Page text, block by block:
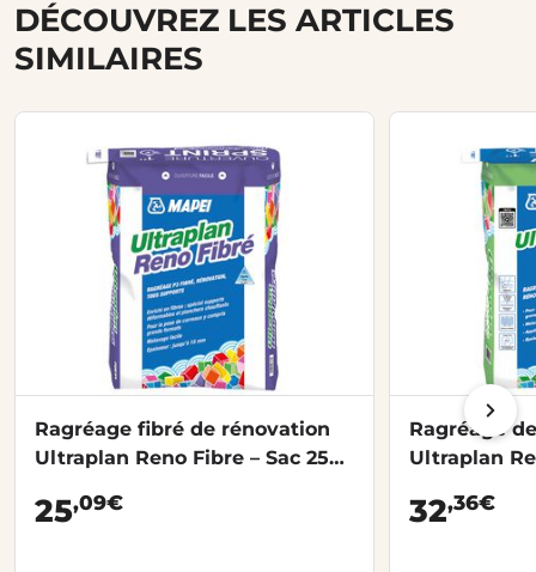
DÉCOUVREZ LES ARTICLES
SIMILAIRES
Ragréage fibré de rénovation
Ultraplan Reno Fibre – Sac 25
25,09€
Ragréage
Ultraplan
32,36€